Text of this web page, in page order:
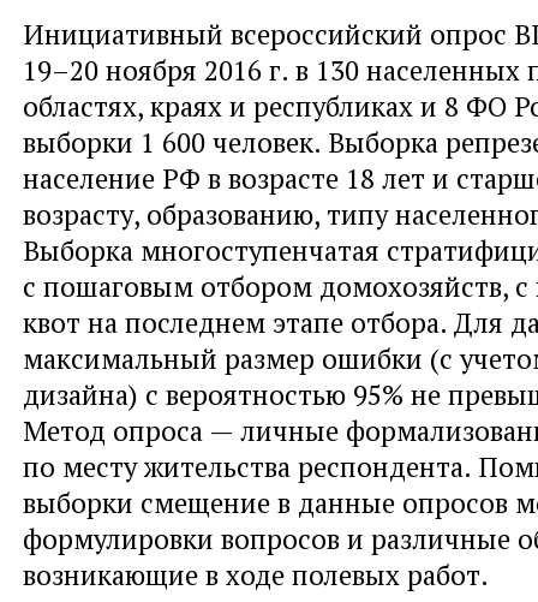
Инициативный всероссийский опрос
19–20 ноября 2016 г. в 130 населенных
областях, краях и республиках и 8 ФО
выборки 1 600 человек. Выборка
население РФ в возрасте 18 лет и
возрасту, образованию, типу
Выборка многоступенчатая
с пошаговым отбором домохозяйств,
квот на последнем этапе отбора. Для
максимальный размер ошибки (с
дизайна) с вероятностью 95% не
Метод опроса — личные
по месту жительства респондента.
выборки смещение в данные опросов
формулировки вопросов и различные
возникающие в ходе полевых работ.